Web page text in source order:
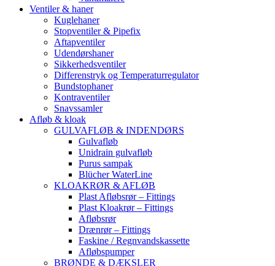
Ventiler & haner
Kuglehaner
Stopventiler & Pipefix
Aftapventiler
Udendørshaner
Sikkerhedsventiler
Differenstryk og Temperaturregulator
Bundstophaner
Kontraventiler
Snavssamler
Afløb & kloak
GULVAFLØB & INDENDØRS
Gulvafløb
Unidrain gulvafløb
Purus sampak
Blücher WaterLine
KLOAKRØR & AFLØB
Plast Afløbsrør – Fittings
Plast Kloakrør – Fittings
Afløbsrør
Drænrør – Fittings
Faskine / Regnvandskassette
Afløbspumper
BRØNDE & DÆKSLER